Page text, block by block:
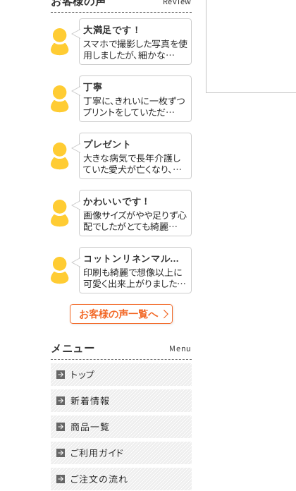
大満足です！
スマホで撮影した写真を使
用しましたが、細かな…
丁寧
丁寧に、きれいに一枚ずつ
プリントをしていただ…
プレゼント
大きな病気で長年介護し
ていた愛犬が亡くなり、…
かわいいです！
画像サイズがやや足りず心
配でしたがとても綺麗…
コットンリネンマルシェバック、
印刷も綺麗で想像以上に
可愛く出来上がりました…
お客様の声一覧へ
メニュー Menu
トップ
新着情報
商品一覧
ご利用ガイド
ご注文の流れ